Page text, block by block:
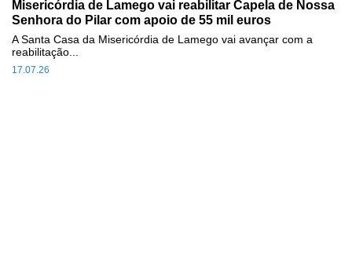
Misericórdia de Lamego vai reabilitar Capela de Nossa
Senhora do Pilar com apoio de 55 mil euros
17.07.26
A Santa Casa da Misericórdia de Lamego vai avançar com a
reabilitação...